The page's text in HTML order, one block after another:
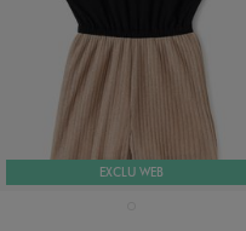
EXCLU WEB